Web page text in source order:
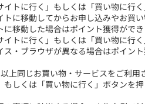
イトに行く」もしくは「買い物に行
トに移動してからお申し込みやお買
に移動した場合はポイント獲得ができ
イトに行く」もしくは「買い物に行
ス・ブラウザが異なる場合はポイント
上同じお買い物・サービスをご利
もしくは「買い物に行く」ボタンを